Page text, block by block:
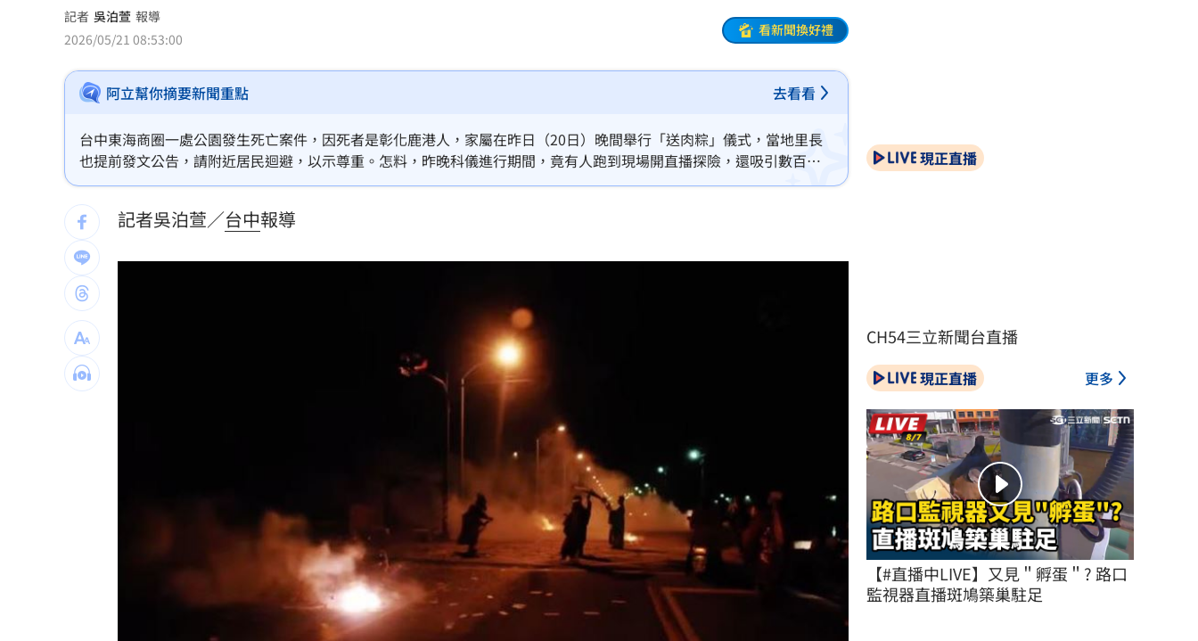
姜厚任女友稱學歷「3碩1博」 台大發聲了
官方認熊本地震為激甚災害 擴大國家補助
工會風波擴大 許常德再嗆曹雨婷轉移焦點
川普未明確指定接班人 傳力挺范斯拚2028 18:48
阿部雄大合約到831 林威助曝有續留機會
楊紫瓊嗨慶64歲生日 豪門尪曬接吻照放閃 18:38
18:28
三立iNEWS新聞台線上直播
台彩父親節推新刮刮樂千萬頭獎超「爸」氣 12:00
商場戰國來臨 台中「頂奢大道」逐漸成形 12:00
「拍片人的多重宇宙」職涯論壇9/12登場！ 10:30
記者 吳泊萱 報導
2026/05/21 08:53:00
看新聞換好禮
阿立幫你摘要新聞重點 去看看
台中東海商圈一處公園發生死亡案件，因死者是彰化鹿港人，家屬在昨日（20日）晚間舉行「送肉粽」儀式，當地里長
也提前發文公告，請附近居民迴避，以示尊重。怎料，昨晚科儀進行期間，竟有人跑到現場開直播探險，還吸引數百人
觀看，離譜舉動引發輿論熱議。
記者吳泊萱／台中報導
現正直播
CH54三立新聞台直播
現正直播 更多
【#直播中LIVE】又見＂孵蛋＂? 路口
監視器直播斑鳩築巢駐足